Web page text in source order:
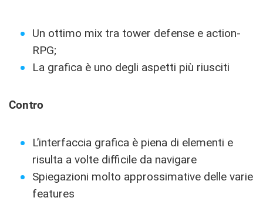
Un ottimo mix tra tower defense e action-
RPG;
La grafica è uno degli aspetti più riusciti
Contro
L’interfaccia grafica è piena di elementi e
risulta a volte difficile da navigare
Spiegazioni molto approssimative delle varie
features